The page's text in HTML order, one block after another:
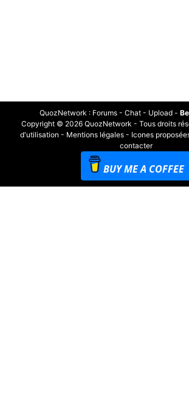
QuozNetwork : Forums- Chat- Upload-
Copyright © 2026 QuozNetwork - Tous droits
d'utilisation - Mentions légales- Icones
contacter
BUY ME A COFFEE